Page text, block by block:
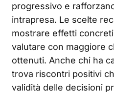
progressivo e
intrapresa. Le scelte
mostrare effetti
valutare con maggiore
ottenuti. Anche chi ha
trova riscontri positivi
validità delle decisioni